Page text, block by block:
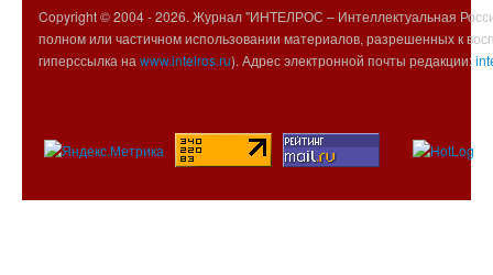
Copyright © 2004 -2026. Журнал "ИНТЕЛРОС – Интеллектуальная
полном или частичном использовании материалов, разрешенных к
гиперссылка на www.intelros.ru). Адрес электронной почты редакции: